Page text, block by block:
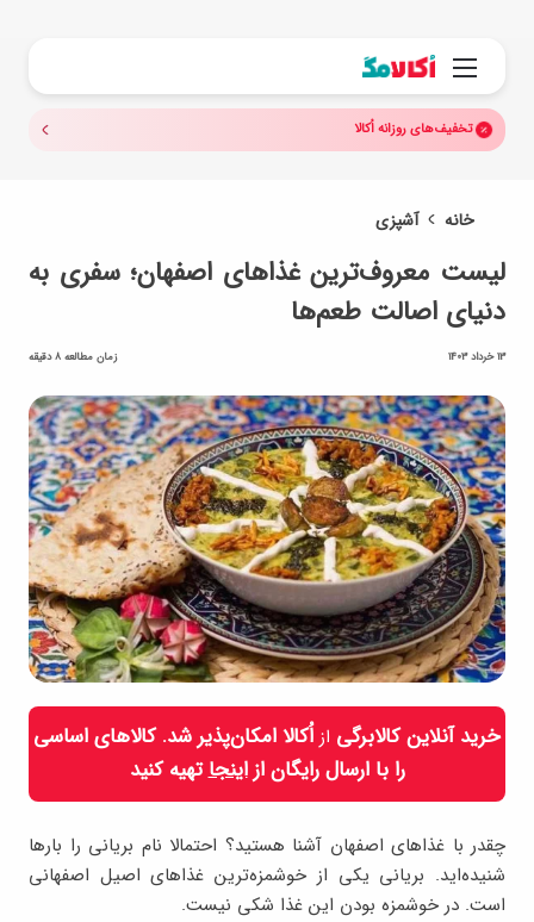
منو
تخفیف‌های روزانه اُکالا
خانه آشپزی
لیست معروف‌ترین غذاهای اصفهان؛ سفری به
دنیای اصالت طعم‌ها
13 خرداد 1403 زمان مطالعه 8 دقیقه
خرید آنلاین کالابرگی از اُکالا امکان‌پذیر شد. کالاهای اساسی
را با ارسال رایگان ازاینجاتهیه کنید
چقدر با غذاهای اصفهان آشنا هستید؟ احتمالا نام بریانی را بارها
شنیده‌اید. بریانی یکی از خوشمزه‌ترین غذاهای اصیل اصفهانی
است. در خوشمزه بودن این غذا شکی نیست.